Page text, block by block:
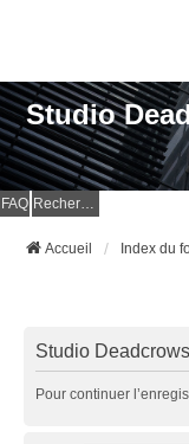
Studio
FAQ Rechercher
Accueil Index du
Studio
Pour continuer